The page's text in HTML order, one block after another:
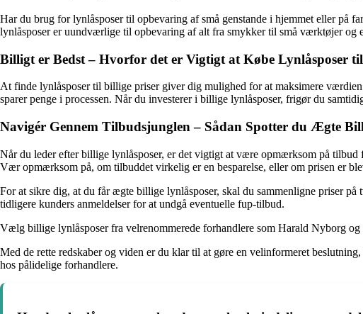
Har du brug for lynlåsposer til opbevaring af små genstande i hjemmet eller på
lynlåsposer er uundværlige til opbevaring af alt fra smykker til små værktøjer og
Billigt er Bedst – Hvorfor det er Vigtigt at Købe Lynlåsposer
At finde lynlåsposer til billige priser giver dig mulighed for at maksimere
sparer penge i processen. Når du investerer i billige lynlåsposer, frigør du
Navigér Gennem Tilbudsjunglen – Sådan Spotter du Ægte
Når du leder efter billige lynlåsposer, er det vigtigt at være opmærksom på
Vær opmærksom på, om tilbuddet virkelig er en besparelse, eller om prisen er
For at sikre dig, at du får ægte billige lynlåsposer, skal du sammenligne priser
tidligere kunders anmeldelser for at undgå eventuelle fup-tilbud.
Vælg billige lynlåsposer fra velrenommerede forhandlere som Harald Nyborg
Med de rette redskaber og viden er du klar til at gøre en velinformeret
hos pålidelige forhandlere.